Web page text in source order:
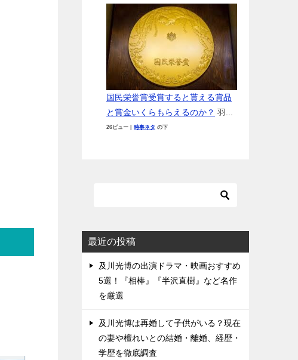
国民栄誉賞受賞すると貰える賞品
と賞金いくらもらえるのか？ 羽...
26ビュー 時事ネタ の下
最近の投稿
及川光博の出演ドラマ・映画おすすめ
5選！『相棒』『半沢直樹』など名作
を厳選
及川光博は再婚して子供がいる？現在
の妻や檀れいとの結婚・離婚、経歴・
学歴を徹底調査